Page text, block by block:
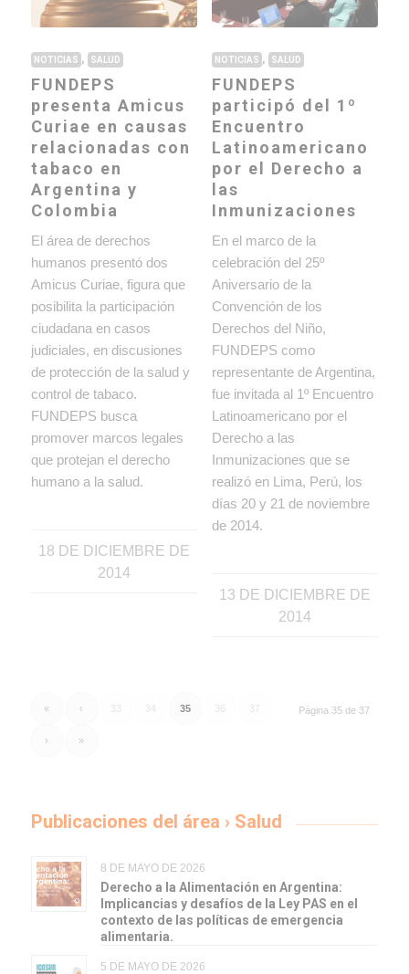
NOTICIAS , SALUD
FUNDEPS
presenta Amicus
Curiae en causas
relacionadas con
tabaco en
Argentina y
Colombia
El área de derechos
humanos presentó dos
Amicus Curiae, figura que
posibilita la participación
ciudadana en casos
judiciales, en discusiones
de protección de la salud y
control de tabaco.
FUNDEPS busca
promover marcos legales
que protejan el derecho
humano a la salud.
18 DE DICIEMBRE DE
2014
NOTICIAS , SALUD
FUNDEPS
participó del 1º
Encuentro
Latinoamericano
por el Derecho a
las
Inmunizaciones
En el marco de la
celebración del 25º
Aniversario de la
Convención de los
Derechos del Niño,
FUNDEPS como
representante de Argentina,
fue invitada al 1º Encuentro
Latinoamericano por el
Derecho a las
Inmunizaciones que se
realizó en Lima, Perú, los
días 20 y 21 de noviembre
de 2014.
13 DE DICIEMBRE DE
2014
Página 35 de 37
« ‹ 33 34 35 36 37
› »
Publicaciones del área › Salud
8 DE MAYO DE 2026
Derecho a la Alimentación en Argentina:
Implicancias y desafíos de la Ley PAS en el
contexto de las políticas de emergencia
alimentaria.
5 DE MAYO DE 2026